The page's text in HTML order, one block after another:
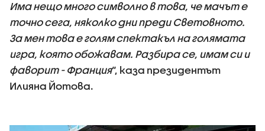
Има нещо много символно в това, че мачът е
точно сега, няколко дни преди Световното.
За мен това е голям спектакъл на голямата
игра, която обожавам. Разбира се, имам си и
фаворит - Франция“, каза президентът
Илияна Йотова.